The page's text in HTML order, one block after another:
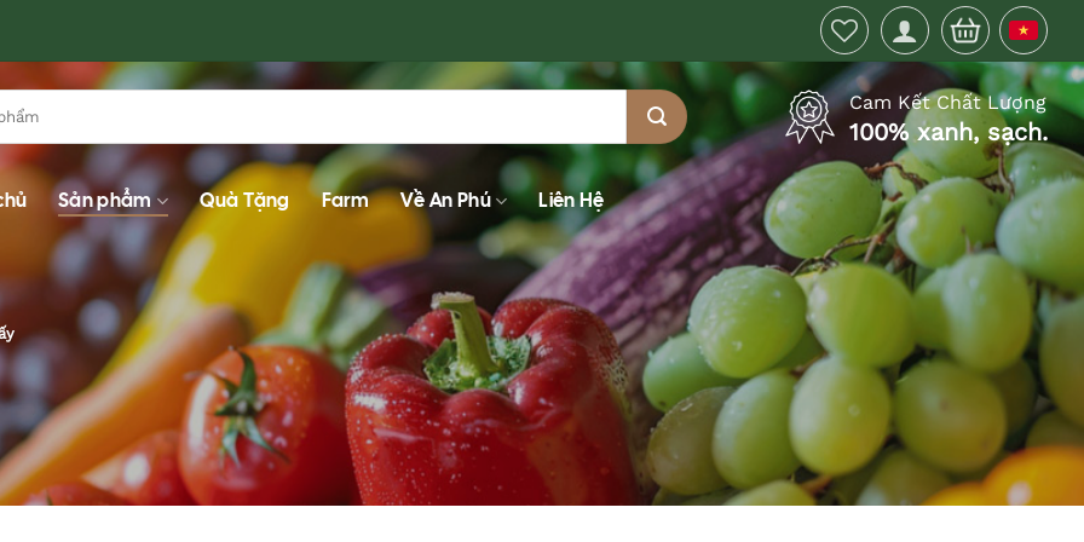
Cam Kết Chất Lượng
100% xanh, sạch.
Sản phẩm Quà Tặng Farm Về An Phú Liên Hệ